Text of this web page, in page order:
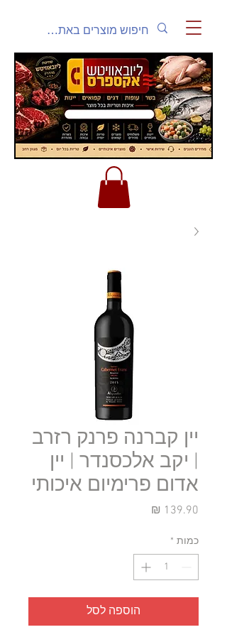
יין קברנה פרנק רזרב
| יקב אלכסנדר | יין
אדום פרימיום איכותי
כמות *
הוספה לסל